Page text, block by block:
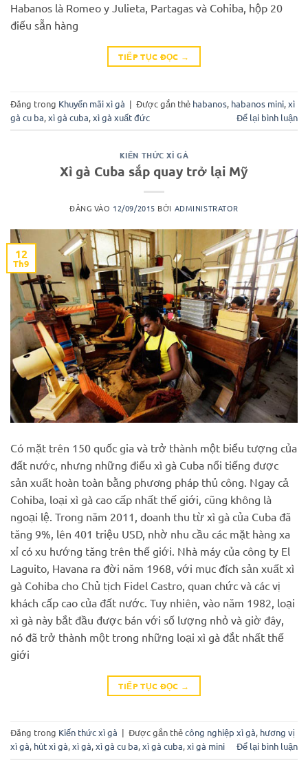
Habanos là Romeo y Julieta, Partagas và Cohiba, hộp 20
điếu sẵn hàng
TIẾP TỤC ĐỌC →
Đăng trong Khuyến mãi xì gà | Được gắn thẻ habanos, habanos mini,xì
gà cu ba,xì gà cuba,xì gà xuất đức Để lại bình luận
KIẾN THỨC XÌ GÀ
Xì gà Cuba sắp quay trở lại Mỹ
ĐĂNG VÀO 12/09/2015 BỞI ADMINISTRATOR
12
Th9
Có mặt trên 150 quốc gia và trở thành một biểu tượng của
đất nước, nhưng những điếu xì gà Cuba nổi tiếng được
sản xuất hoàn toàn bằng phương pháp thủ công. Ngay cả
Cohiba, loại xì gà cao cấp nhất thế giới, cũng không là
ngoại lệ. Trong năm 2011, doanh thu từ xì gà của Cuba đã
tăng 9%, lên 401 triệu USD, nhờ nhu cầu các mặt hàng xa
xỉ có xu hướng tăng trên thế giới. Nhà máy của công ty El
Laguito, Havana ra đời năm 1968, với mục đích sản xuất xì
gà Cohiba cho Chủ tịch Fidel Castro, quan chức và các vị
khách cấp cao của đất nước. Tuy nhiên, vào năm 1982, loại
xì gà này bắt đầu được bán với số lượng nhỏ và giờ đây,
nó đã trở thành một trong những loại xì gà đắt nhất thế
giới
TIẾP TỤC ĐỌC →
Đăng trong Kiến thức xì gà | Được gắn thẻcông nghiệp xì gà, hương vị
xì gà, hút xì gà,xì gà,xì gà cu ba,xì gà cuba,xì gà mini Để lại bình luận